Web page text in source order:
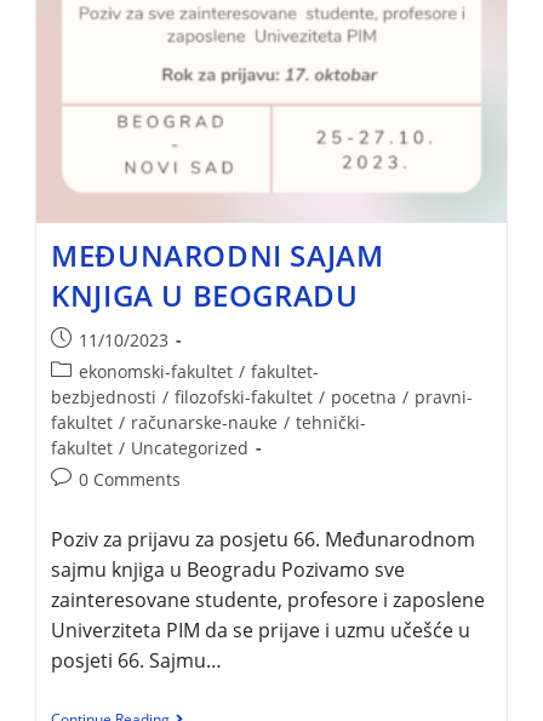
MEĐUNARODNI SAJAM
KNJIGA U BEOGRADU
11/10/2023
ekonomski-fakultet / fakultet-
bezbjednosti / filozofski-fakultet / pocetna / pravni-
fakultet / računarske-nauke / tehnički-
fakultet / Uncategorized
0 Comments
Poziv za prijavu za posjetu 66. Međunarodnom
sajmu knjiga u Beogradu Pozivamo sve
zainteresovane studente, profesore i zaposlene
Univerziteta PIM da se prijave i uzmu učešće u
posjeti 66. Sajmu…